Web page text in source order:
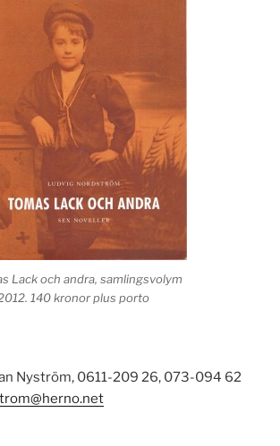
Lack och andra, samlingsvolym
140 kronor plus porto
Nyström, 0611-209 26, 073-094 62